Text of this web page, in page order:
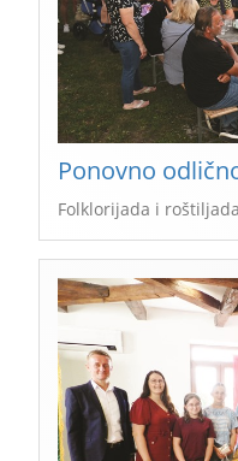
Ponovno
Folklorijada i roštiljada